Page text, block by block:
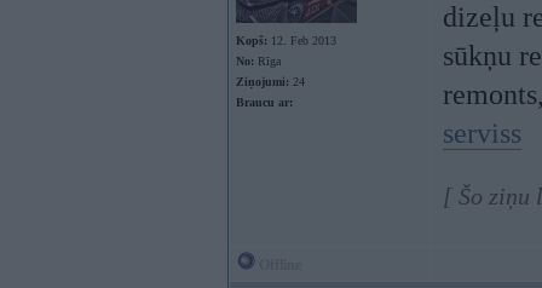
Kopš: 12. Feb 2013
No: Rīga
Ziņojumi: 24
Braucu ar:
dizeļu
sūkņu
serviss
[ Šo ziņu